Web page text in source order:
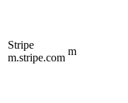
Stripe
m.stripe.com
m